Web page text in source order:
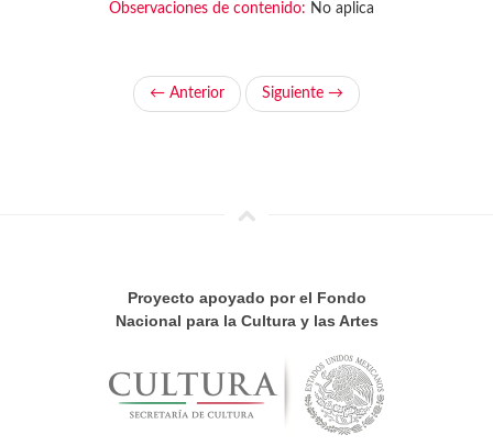
Observaciones de contenido: No aplica
← Anterior Siguiente →
Proyecto apoyado por el Fondo
Nacional para la Cultura y las Artes